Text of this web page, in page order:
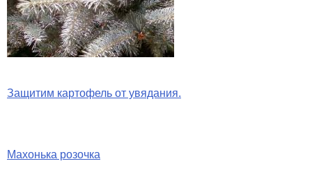
Защитим картофель от увядания.
Махонька розочка